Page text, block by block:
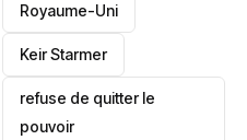
‎Royaume-Uni
Keir Starmer
refuse de quitter le
pouvoir